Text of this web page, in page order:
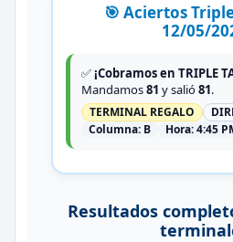
🎯 Aciertos
12/05/
✅¡Cobramos en TRIPLE
Mandamos81 y salió81.
TERMINAL REGALO
Columna: B Hora:4:45
Resultados